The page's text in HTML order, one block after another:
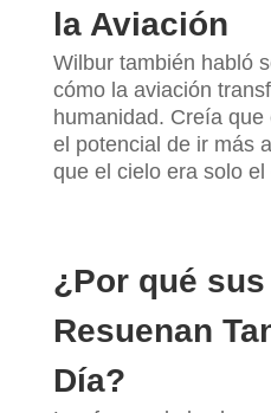
la Aviación
Wilbur también habló
cómo la aviación
humanidad. Creía
el potencial de ir más
que el cielo era solo el
¿Por qué
Resuenan
Día?